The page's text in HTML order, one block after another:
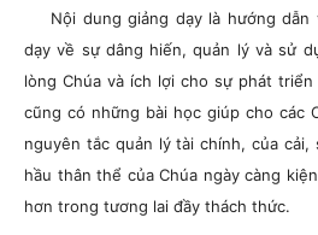
Nội dung giảng dạy là hướng
dạy về sự dâng hiến, quản lý và sử
lòng Chúa và ích lợi cho sự phát
cũng có những bài học giúp cho các
nguyên tắc quản lý tài chính, của cải,
hầu thân thể của Chúa ngày càng
hơn trong tương lai đầy thách thức.